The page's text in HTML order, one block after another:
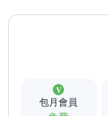
包月會員